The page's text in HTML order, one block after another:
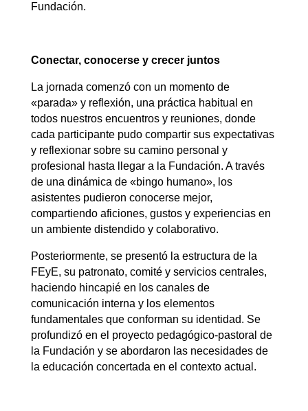
Fundación.
Conectar, conocerse y crecer juntos
La jornada comenzó con un momento de
«parada» y reflexión, una práctica habitual en
todos nuestros encuentros y reuniones, donde
cada participante pudo compartir sus expectativas
y reflexionar sobre su camino personal y
profesional hasta llegar a la Fundación. A través
de una dinámica de «bingo humano», los
asistentes pudieron conocerse mejor,
compartiendo aficiones, gustos y experiencias en
un ambiente distendido y colaborativo.
Posteriormente, se presentó la estructura de la
FEyE, su patronato, comité y servicios centrales,
haciendo hincapié en los canales de
comunicación interna y los elementos
fundamentales que conforman su identidad. Se
profundizó en el proyecto pedagógico-pastoral de
la Fundación y se abordaron las necesidades de
la educación concertada en el contexto actual.